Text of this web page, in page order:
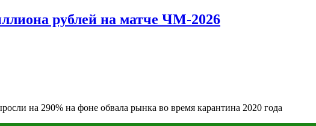
рублей на матче ЧМ-2026
на 290% на фоне обвала рынка во время карантина 2020 года